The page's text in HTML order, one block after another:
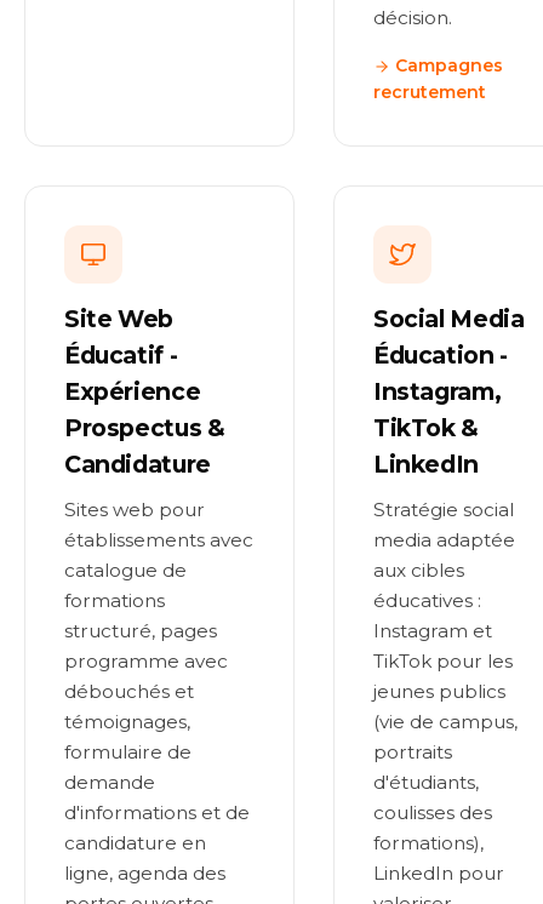
décision.
Campagnes
recrutement
Site Web
Éducatif -
Expérience
Prospectus &
Candidature
Sites web pour
établissements avec
catalogue de
formations
structuré, pages
programme avec
débouchés et
témoignages,
formulaire de
demande
d'informations et de
candidature en
ligne, agenda des
Social Media
Éducation -
Instagram,
TikTok &
LinkedIn
Stratégie social
media adaptée
aux cibles
éducatives :
Instagram et
TikTok pour les
jeunes publics
(vie de campus,
portraits
d'étudiants,
coulisses des
formations),
LinkedIn pour